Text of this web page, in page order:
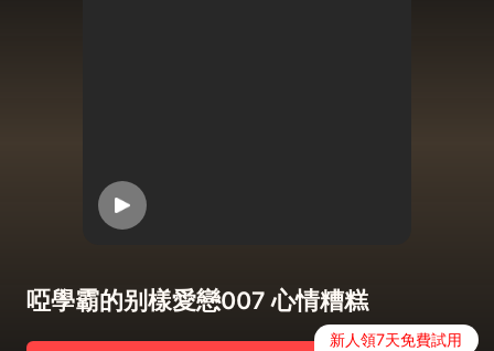
啞學霸的别樣愛戀007 心情糟糕
新人領7天免費試用